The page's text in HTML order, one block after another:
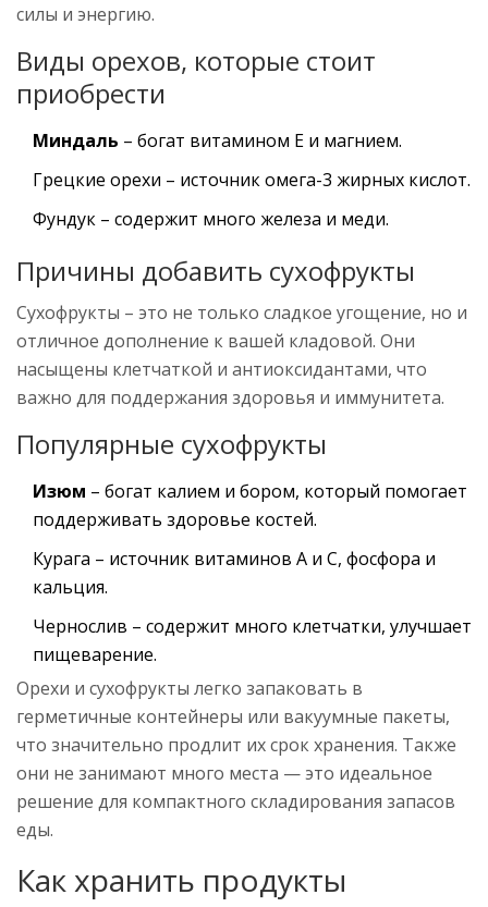
силы и энергию.
Виды орехов, которые стоит
приобрести
Миндаль – богат витамином Е и магнием.
Грецкие орехи – источник омега-3 жирных кислот.
Фундук – содержит много железа и меди.
Причины добавить сухофрукты
Сухофрукты – это не только сладкое угощение, но и
отличное дополнение к вашей кладовой. Они
насыщены клетчаткой и антиоксидантами, что
важно для поддержания здоровья и иммунитета.
Популярные сухофрукты
Изюм – богат калием и бором, который помогает
поддерживать здоровье костей.
Курага – источник витаминов А и С, фосфора и
кальция.
Чернослив – содержит много клетчатки, улучшает
пищеварение.
Орехи и сухофрукты легко запаковать в
герметичные контейнеры или вакуумные пакеты,
что значительно продлит их срок хранения. Также
они не занимают много места — это идеальное
решение для компактного складирования запасов
еды.
Как хранить продукты